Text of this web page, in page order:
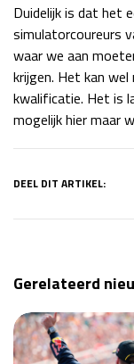
Duidelijk is dat het
simulatorcoureurs
waar we aan
krijgen. Het kan
kwalificatie. Het is
mogelijk hier maar
DEEL DIT ARTIKEL:
Gerelateerd